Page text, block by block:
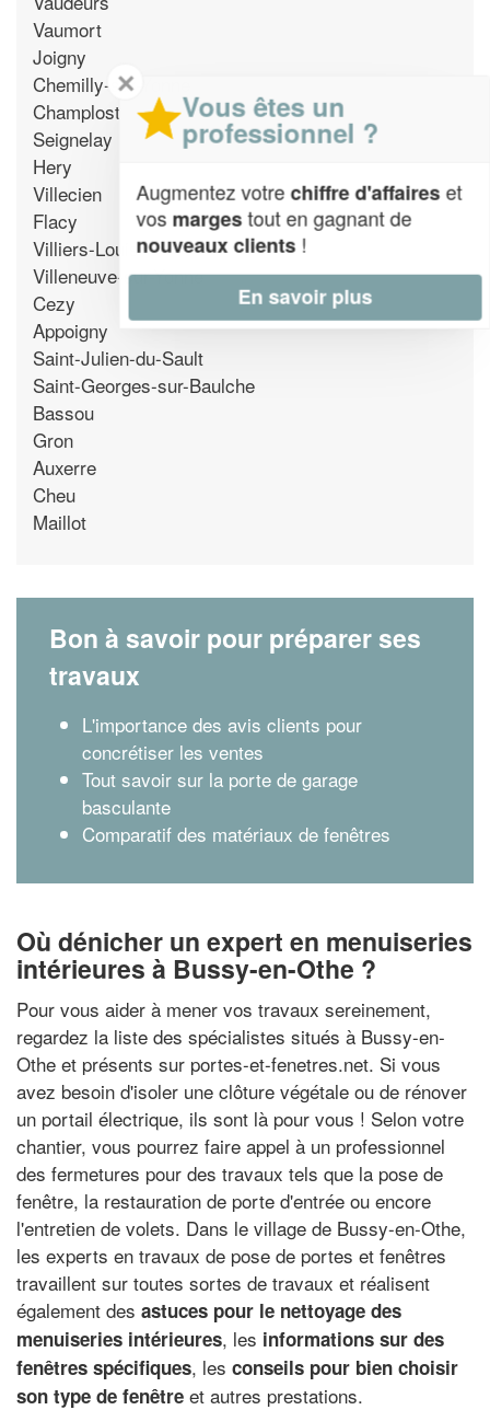
Vaumort
Joigny
Chemilly-sur-Yonne
Champlost
Seignelay
Hery
Villecien
Flacy
Villiers-Louis
Villeneuve-sur-Yonne
Cezy
Appoigny
Saint-Julien-du-Sault
Saint-Georges-sur-Baulche
Bassou
Gron
Auxerre
Cheu
Maillot
Bon à savoir pour préparer ses
travaux
L'importance des avis clients pour
concrétiser les ventes
Tout savoir sur la porte de garage
basculante
Comparatif des matériaux de fenêtres
Où dénicher un expert en menuiseries
intérieures à Bussy-en-Othe ?
Pour vous aider à mener vos travaux sereinement,
regardez la liste des spécialistes situés à Bussy-en-
Othe et présents sur portes-et-fenetres.net. Si vous
avez besoin d'isoler une clôture végétale ou de rénover
un portail électrique, ils sont là pour vous ! Selon votre
chantier, vous pourrez faire appel à un professionnel
des fermetures pour des travaux tels que la pose de
fenêtre, la restauration de porte d'entrée ou encore
l'entretien de volets. Dans le village de Bussy-en-Othe,
les experts en travaux de pose de portes et fenêtres
travaillent sur toutes sortes de travaux et réalisent
également des astuces pour le nettoyage des
menuiseries intérieures, les informations sur des
fenêtres spécifiques, les conseils pour bien choisir
son type de fenêtre et autres prestations.
✕
Vous êtes un
professionnel ?
Augmentez votrechiffre d'affaireset
vos margestout en gagnant de
nouveaux clients!
En savoir plus